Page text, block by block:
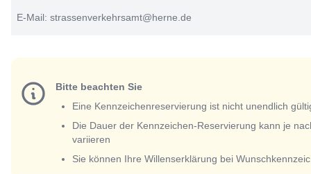
E-Mail: strassenverkehrsamt@herne.de
Bitte beachten Sie
Eine Kennzeichenreservierung ist nicht unendlich
Die Dauer der Kennzeichen-Reservierung kann je
variieren
Sie können Ihre Willenserklärung bei